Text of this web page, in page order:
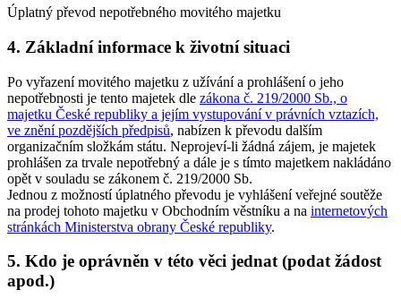
Úplatný převod nepotřebného movitého majetku
4. Základní informace k životní situaci
Po vyřazení movitého majetku z užívání a prohlášení o jeho
nepotřebnosti je tento majetek dle zákona č. 219/2000 Sb., o
majetku České republiky a jejím vystupování v právních vztazích,
ve znění pozdějších předpisů, nabízen k převodu dalším
organizačním složkám státu. Neprojeví-li žádná zájem, je majetek
prohlášen za trvale nepotřebný a dále je s tímto majetkem nakládáno
opět v souladu se zákonem č. 219/2000 Sb.
Jednou z možností úplatného převodu je vyhlášení veřejné soutěže
na prodej tohoto majetku v Obchodním věstníku a na internetových
stránkách Ministerstva obrany České republiky.
5. Kdo je oprávněn v této věci jednat (podat žádost
apod.)